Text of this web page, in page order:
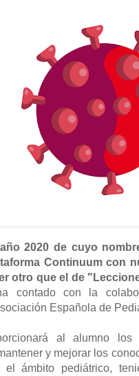
2020 de cuyo
Continuum con
otro que el de
contado con la
Española de
al alumno los
y mejorar los
el ámbito pediátrico,